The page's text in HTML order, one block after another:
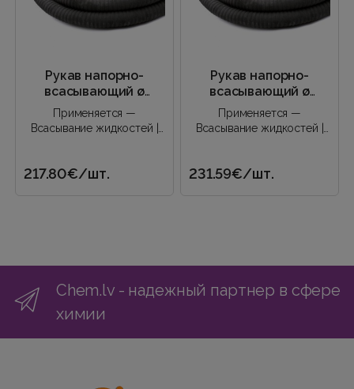
Рукав напорно-
всасывающий ø
80/95 (4,5 м)
Применяется —
Всасывание жидкостей |
217.80€/шт.
Рукав напорно-
всасывающий ø
80/95 (6 м)
Применяется —
Всасывание жидкостей |
231.59€/шт.
Chem.lv - надежный партнер в сфере
химии